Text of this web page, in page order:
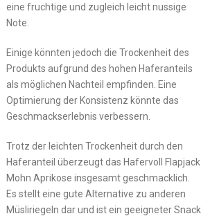
eine fruchtige und zugleich leicht nussige
Note.
Einige könnten jedoch die Trockenheit des
Produkts aufgrund des hohen Haferanteils
als möglichen Nachteil empfinden. Eine
Optimierung der Konsistenz könnte das
Geschmackserlebnis verbessern.
Trotz der leichten Trockenheit durch den
Haferanteil überzeugt das Hafervoll Flapjack
Mohn Aprikose insgesamt geschmacklich.
Es stellt eine gute Alternative zu anderen
Müsliriegeln dar und ist ein geeigneter Snack